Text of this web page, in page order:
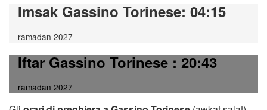
Imsak Gassino Torinese: 04:15
ramadan 2027
Iftar Gassino Torinese: 20:43
ramadan 2027